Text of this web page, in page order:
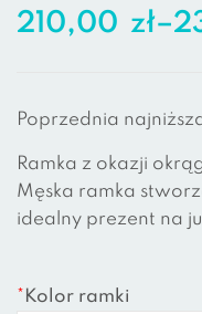
210,00 zł–
Poprzednia
Ramka z okazji
Męska ramka
idealny prezent na
* Kolor ramki